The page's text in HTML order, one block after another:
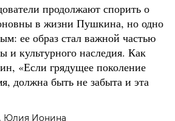
продолжают спорить о
в жизни Пушкина, но одно
ее образ стал важной частью
и культурного наследия. Как
«Если грядущее поколение
должна быть не забыта и эта
, Юлия Ионина